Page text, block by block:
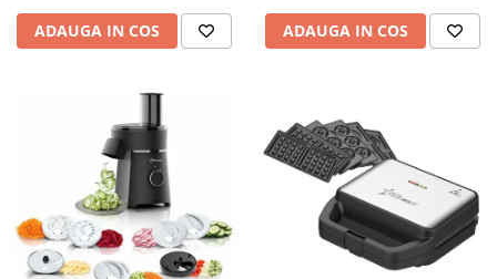
ADAUGA IN COS ADAUGA IN COS